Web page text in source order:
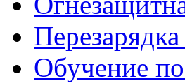
Обучение